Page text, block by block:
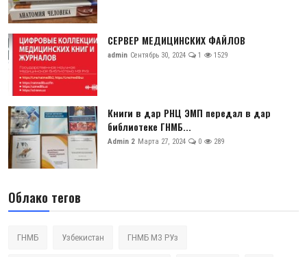
СЕРВЕР МЕДИЦИНСКИХ ФАЙЛОВ
admin Сентябрь 30, 2024 1 1529
Книги в дар РНЦ ЭМП передал в дар
библиотеке ГНМБ...
Admin 2 Марта 27, 2024 0 289
Облако тегов
ГНМБ Узбекистан ГНМБ МЗ РУз